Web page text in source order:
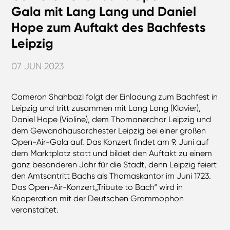
Gala mit Lang Lang und Daniel
Hope zum Auftakt des Bachfests
Leipzig
07 JUN 2023
Cameron Shahbazi folgt der Einladung zum Bachfest in
Leipzig und tritt zusammen mit Lang Lang (Klavier),
Daniel Hope (Violine), dem Thomanerchor Leipzig und
dem Gewandhausorchester Leipzig bei einer großen
Open-Air-Gala auf. Das Konzert findet am 9. Juni auf
dem Marktplatz statt und bildet den Auftakt zu einem
ganz besonderen Jahr für die Stadt, denn Leipzig feiert
den Amtsantritt Bachs als Thomaskantor im Juni 1723.
Das Open-Air-Konzert„Tribute to Bach“ wird in
Kooperation mit der Deutschen Grammophon
veranstaltet.